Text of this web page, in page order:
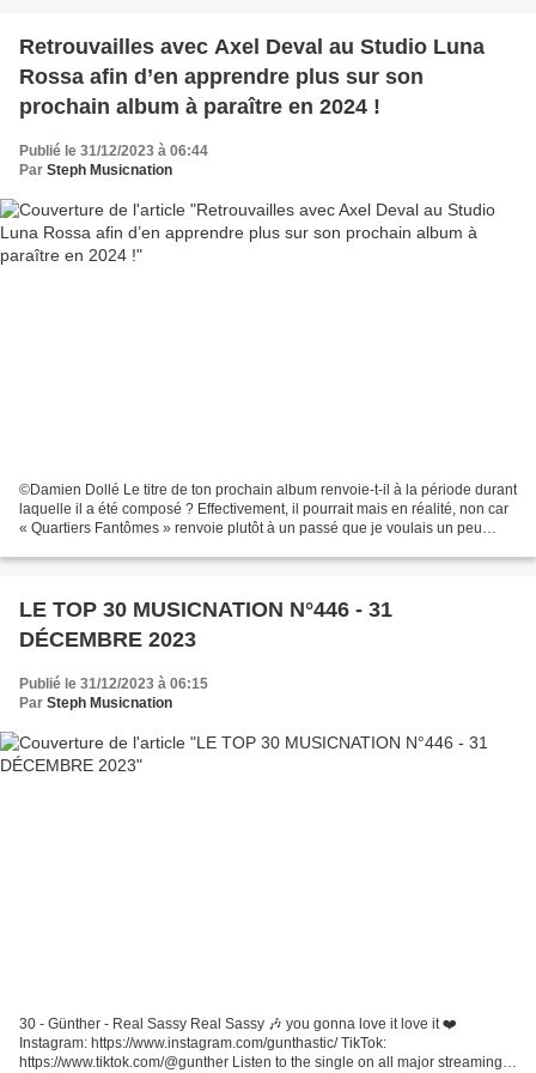
Retrouvailles avec Axel Deval au Studio Luna
Rossa afin d’en apprendre plus sur son
prochain album à paraître en 2024 !
Publié le 31/12/2023 à 06:44
Par Steph Musicnation
©Damien Dollé Le titre de ton prochain album renvoie-t-il à la période durant
laquelle il a été composé ? Effectivement, il pourrait mais en réalité, non car
« Quartiers Fantômes » renvoie plutôt à un passé que je voulais un peu
LE TOP 30 MUSICNATION N°446 - 31
DÉCEMBRE 2023
Publié le 31/12/2023 à 06:15
Par Steph Musicnation
30 - Günther - Real Sassy Real Sassy 🎶 you gonna love it love it ❤️
Instagram: https://www.instagram.com/gunthastic/ TikTok:
https://www.tiktok.com/@gunther Listen to the single on all major streaming